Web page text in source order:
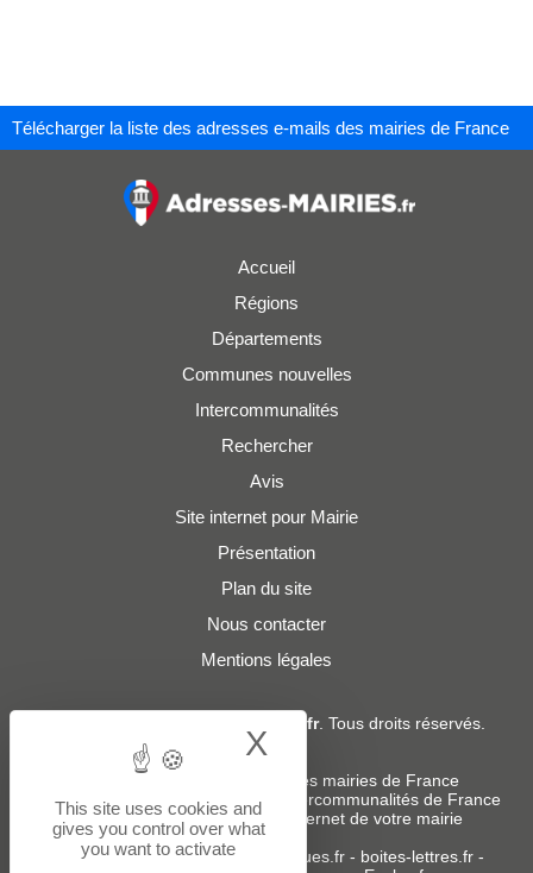
Télécharger la liste des adresses e-mails des mairies de France
Accueil
Régions
Départements
Communes nouvelles
Intercommunalités
Rechercher
Avis
Site internet pour Mairie
Présentation
Plan du site
Nous contacter
Mentions légales
Adresses-Mairies.fr. Tous droits réservés.
Services :
Liste des adresses e-mails des mairies de France
Liste des adresses e-mails des intercommunalités de France
-Création ou refonte du site internet de votre mairie
Sites partenaires:donneespubliques.fr- boites-lettres.fr-
This site uses cookies and
gives you control over what
you want to activate
X